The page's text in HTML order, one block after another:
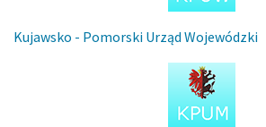
Kujawsko - Pomorski Urząd Wojewódzki